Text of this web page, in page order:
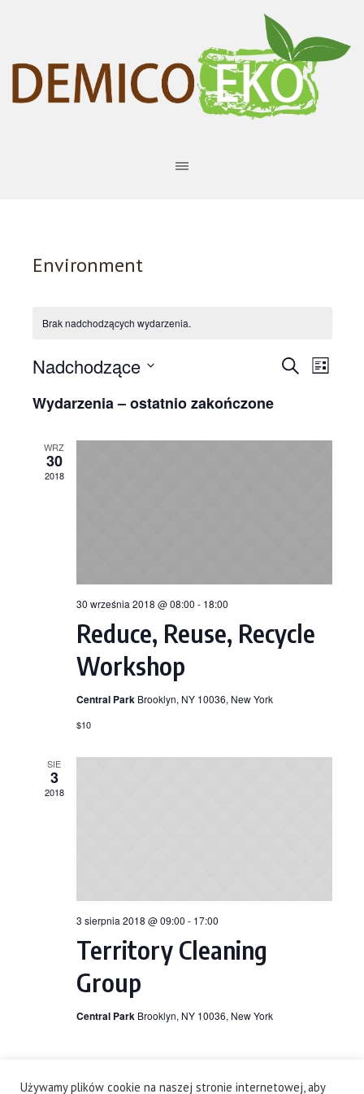
Environment
Brak nadchodzących wydarzenia.
SZUKAJLISTA
Nadchodzące
datę.
Wydarzenia – ostatnio zakończone
WRZ
30
2018
30 września 2018 @ 08:00 - 18:00
Reduce, Reuse, Recycle
Workshop
Central Park Brooklyn, NY 10036, New York
$10
SIE
3
2018
3 sierpnia 2018 @ 09:00 - 17:00
Territory Cleaning
Group
Central Park Brooklyn, NY 10036, New York
Używamy plików cookie na naszej stronie internetowej, aby